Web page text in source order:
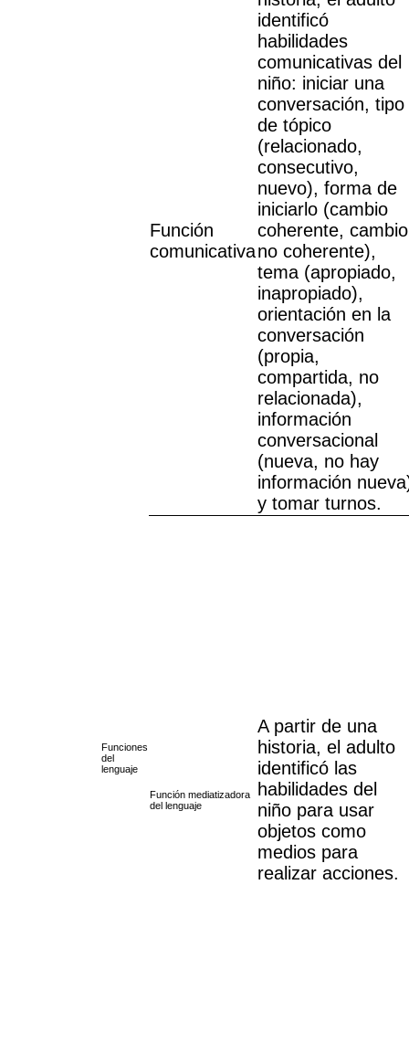
Funciones
del
lenguaje
Función
comunicativa
identificó
habilidades
comunicativas del
niño: iniciar una
conversación, tipo
de tópico
(relacionado,
consecutivo,
nuevo), forma de
iniciarlo (cambio
coherente, cambio
no coherente),
tema (apropiado,
inapropiado),
orientación en la
conversación
(propia,
compartida, no
relacionada),
información
conversacional
(nueva, no hay
información
y tomar turnos.
Función mediatizadora
del lenguaje
A partir de una
historia, el adulto
identificó las
habilidades del
niño para usar
objetos como
medios para
realizar acciones.